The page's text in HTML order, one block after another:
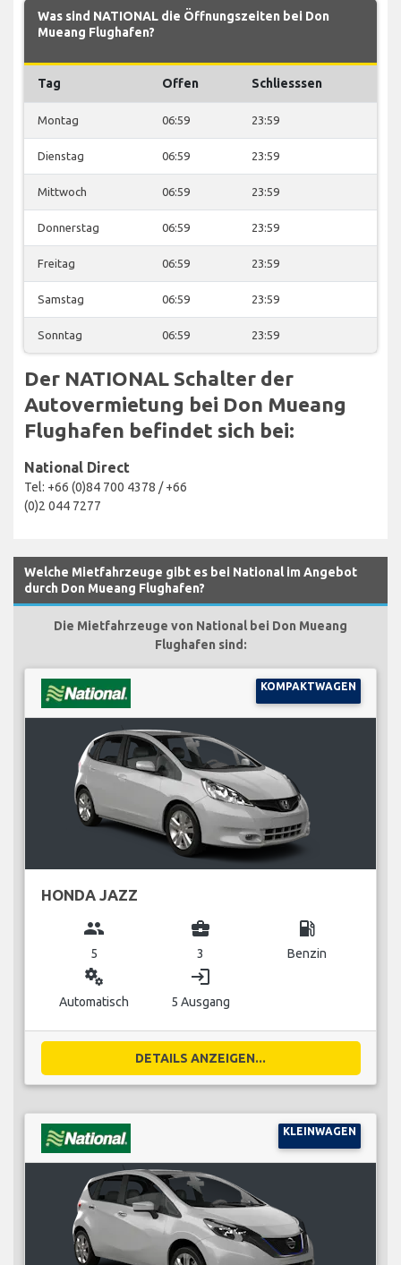
Was sind NATIONAL die Öffnungszeiten bei Don
Mueang Flughafen?
Tag Offen Schliesssen
Montag 06:59 23:59
Dienstag 06:59 23:59
Mittwoch 06:59 23:59
Donnerstag 06:59 23:59
Freitag 06:59 23:59
Samstag 06:59 23:59
Sonntag 06:59 23:59
Der NATIONAL Schalter der
Autovermietung bei Don Mueang
Flughafen befindet sich bei:
National Direct
Tel: +66 (0)84 700 4378 / +66
(0)2 044 7277
Welche Mietfahrzeuge gibt es bei National im Angebot
durch Don Mueang Flughafen?
Die Mietfahrzeuge von National bei Don Mueang
Flughafen sind:
KOMPAKTWAGEN
HONDA JAZZ
group
5
business_center
3
local_gas_station
Benzin
miscellaneous_services
Automatisch
login
5 Ausgang
DETAILS ANZEIGEN...
KLEINWAGEN